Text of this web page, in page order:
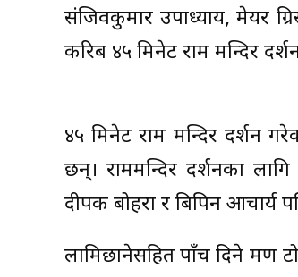
संजिवकुमार उपाध्याय, मेयर
करिब ४५ मिनेट राम मन्दिर
४५ मिनेट राम मन्दिर दर्शन
छन्। राममन्दिर दर्शनका
दीपक बोहरा र बिपिन आचार्य
लामिछानेसहित पाँच दिने भ्रमण